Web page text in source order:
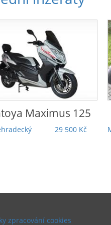
GuzziV9 Bobber
155 000 Kč
zpracování cookies